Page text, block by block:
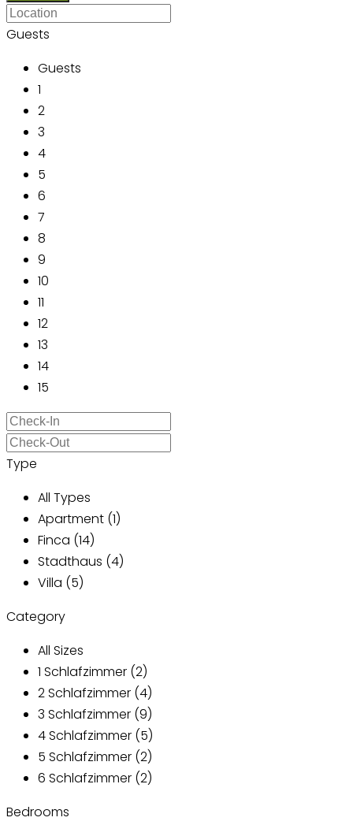
Guests
Guests
1
2
3
4
5
6
7
8
9
10
11
12
13
14
15
Type
All Types
Apartment (1)
Finca (14)
Stadthaus (4)
Villa (5)
Category
All Sizes
1 Schlafzimmer (2)
2 Schlafzimmer (4)
3 Schlafzimmer (9)
4 Schlafzimmer (5)
5 Schlafzimmer (2)
6 Schlafzimmer (2)
Bedrooms